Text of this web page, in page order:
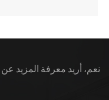
نعم، أريد معرفة المزيد